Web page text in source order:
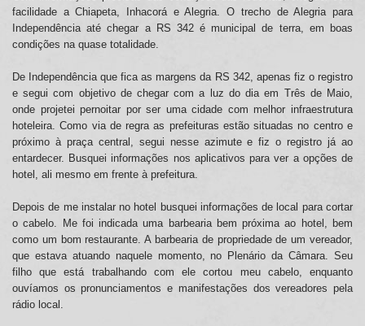
facilidade a Chiapeta, Inhacorá e Alegria. O trecho de Alegria para
Independência até chegar a RS 342 é municipal de terra, em boas
condições na quase totalidade.
De Independência que fica as margens da RS 342, apenas fiz o registro
e segui com objetivo de chegar com a luz do dia em Três de Maio,
onde projetei pernoitar por ser uma cidade com melhor infraestrutura
hoteleira. Como via de regra as prefeituras estão situadas no centro e
próximo à praça central, segui nesse azimute e fiz o registro já ao
entardecer. Busquei informações nos aplicativos para ver a opções de
hotel, ali mesmo em frente à prefeitura.
Depois de me instalar no hotel busquei informações de local para cortar
o cabelo. Me foi indicada uma barbearia bem próxima ao hotel, bem
como um bom restaurante. A barbearia de propriedade de um vereador,
que estava atuando naquele momento, no Plenário da Câmara. Seu
filho que está trabalhando com ele cortou meu cabelo, enquanto
ouvíamos os pronunciamentos e manifestações dos vereadores pela
rádio local.